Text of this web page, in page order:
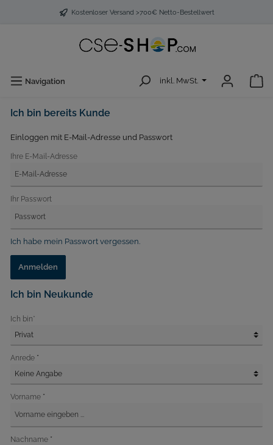
Kostenloser Versand >700€ Netto-Bestellwert
Navigation inkl. MwSt.
Ich bin bereits Kunde
Einloggen mit E-Mail-Adresse und Passwort
Ihre E-Mail-Adresse
Ihr Passwort
Ich habe mein Passwort vergessen.
Anmelden
Ich bin Neukunde
Ich bin*
Anrede *
Vorname *
Nachname *